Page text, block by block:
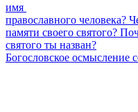
имя
православного человека?
памяти своего святого?
святого ты назван?
Богословское